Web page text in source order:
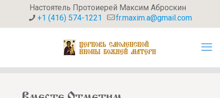
Настоятель Протоиерей Максим Аброскин
+1 (416) 574-1221
fr.maxim.a@gmail.com
Вместе Отметим